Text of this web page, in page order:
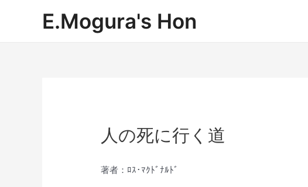
E.Mogura's Hon
人の死に行く道
著者：ﾛｽ･ﾏｸﾄﾞﾅﾙﾄﾞ